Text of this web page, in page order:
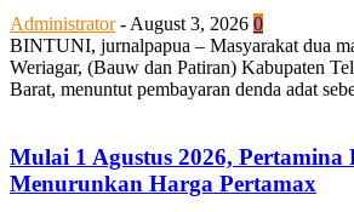
Administrator - August 3, 2026 0
BINTUNI, jurnalpapua – Masyarakat dua
Weriagar, (Bauw dan Patiran) Kabupaten
Barat, menuntut pembayaran denda adat
Mulai 1 Agustus 2026, Pertamina
Menurunkan Harga Pertamax